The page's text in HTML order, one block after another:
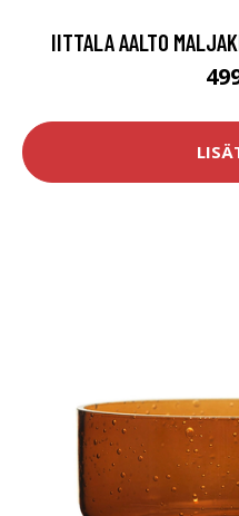
IITTALA AALTO